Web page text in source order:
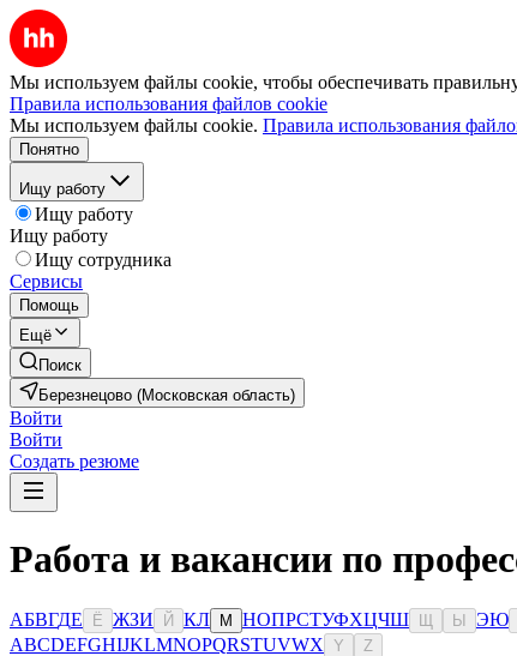
Мы используем файлы cookie, чтобы обеспечивать
Правила использования файлов cookie
Мы используем файлы cookie. Правила использования
Понятно
Ищу работу
Ищу работу
Ищу работу
Ищу сотрудника
Сервисы
Помощь
Ещё
Поиск
Березнецово (Московская область)
Войти
Войти
Создать резюме
Работа и вакансии по
АБВГДЕ Ё ЖЗИ Й КЛ М НОПРСТУФХЦЧШ Ы ЭЮ
ABCDEFGHIJKLMNOPQRSTUVWX Y Z